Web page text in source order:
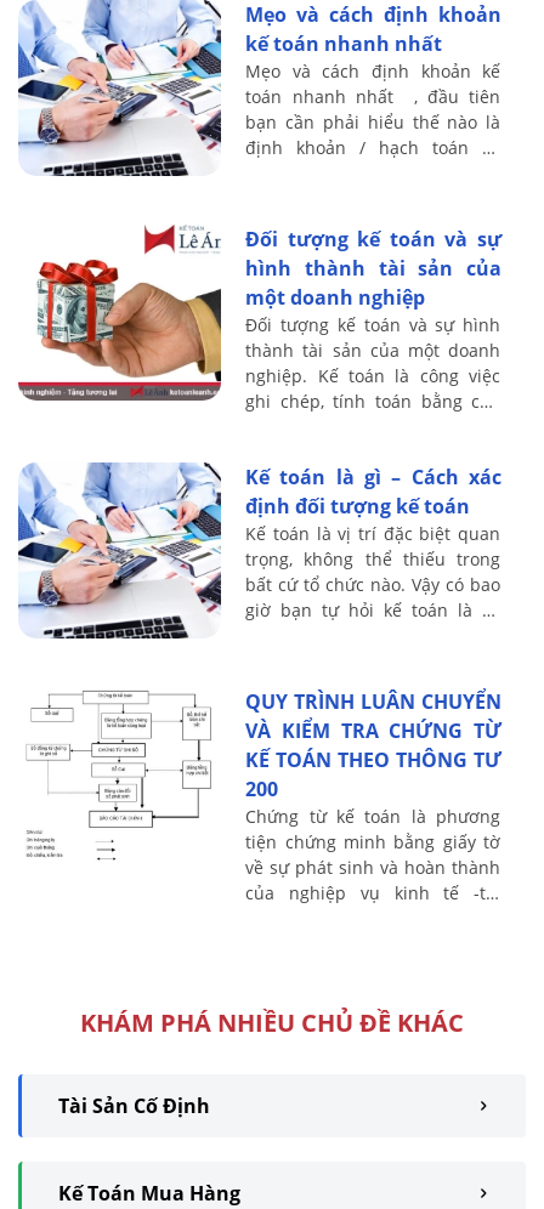
...
Mẹo và cách định khoản
kế toán nhanh nhất
Mẹo và cách định khoản kế
toán nhanh nhất , đầu tiên
bạn cần phải hiểu thế nào là
định khoản / hạch toán kế
Đối tượng kế toán và sự
hình thành tài sản của
một doanh nghiệp
Đối tượng kế toán và sự hình
thành tài sản của một doanh
nghiệp. Kế toán là công việc
ghi chép, tính toán bằng con
...
Kế toán là gì – Cách xác
định đối tượng kế toán
Kế toán là vị trí đặc biệt quan
trọng, không thể thiếu trong
bất cứ tổ chức nào. Vậy có bao
giờ bạn tự hỏi kế toán là gì,
QUY TRÌNH LUÂN CHUYỂN
VÀ KIỂM TRA CHỨNG TỪ
KẾ TOÁN THEO THÔNG TƯ
200
Chứng từ kế toán là phương
tiện chứng minh bằng giấy tờ
về sự phát sinh và hoàn thành
của nghiệp vụ kinh tế -tài
KHÁM PHÁ NHIỀU CHỦ ĐỀ KHÁC
Tài Sản Cố Định
Kế Toán Mua Hàng